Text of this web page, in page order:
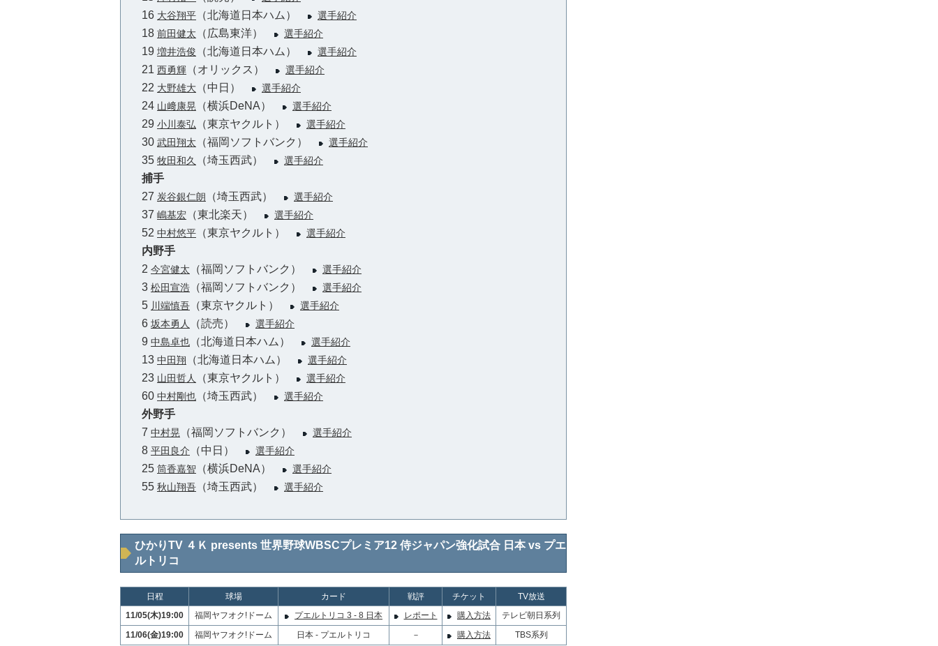
16 大谷翔平 （北海道日本ハム） 選手紹介
18 前田健太 （広島東洋） 選手紹介
19 増井浩俊 （北海道日本ハム） 選手紹介
21 西勇輝 （オリックス） 選手紹介
22 大野雄大 （中日） 選手紹介
24 山﨑康晃 （横浜DeNA） 選手紹介
29 小川泰弘 （東京ヤクルト） 選手紹介
30 武田翔太 （福岡ソフトバンク） 選手紹介
35 牧田和久 （埼玉西武） 選手紹介
捕手
27 炭谷銀仁朗 （埼玉西武） 選手紹介
37 嶋基宏 （東北楽天） 選手紹介
52 中村悠平 （東京ヤクルト） 選手紹介
内野手
2 今宮健太 （福岡ソフトバンク） 選手紹介
3 松田宣浩 （福岡ソフトバンク） 選手紹介
5 川端慎吾 （東京ヤクルト） 選手紹介
6 坂本勇人 （読売） 選手紹介
9 中島卓也 （北海道日本ハム） 選手紹介
13 中田翔 （北海道日本ハム） 選手紹介
23 山田哲人 （東京ヤクルト） 選手紹介
60 中村剛也 （埼玉西武） 選手紹介
外野手
7 中村晃 （福岡ソフトバンク） 選手紹介
8 平田良介 （中日） 選手紹介
25 筒香嘉智 （横浜DeNA） 選手紹介
55 秋山翔吾 （埼玉西武） 選手紹介
ひかりTV ４Ｋ presents 世界野球WBSCプレミア12 侍ジャパン強化試合 日本 vs プエ
ルトリコ
日程 球場 カード 戦評 チケット
TV放送
11/05(木)19:00
福岡ヤフオク!ドーム プエルトリコ 3 - 8 日本 レポート 購入方法
テレビ朝日系列
11/06(金)19:00
福岡ヤフオク!ドーム 日本 - プエルトリコ － 購入方法 TBS系列